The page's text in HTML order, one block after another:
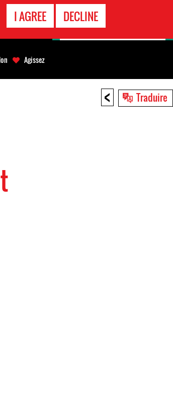
I AGREE DECLINE
< Traduire
Agissez
D'URGENCE